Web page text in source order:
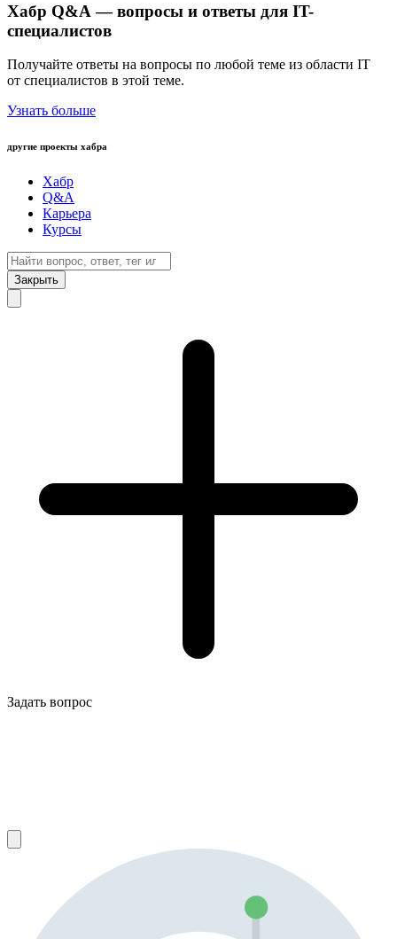
Хабр Q&A — вопросы и ответы для IT-
специалистов
Получайте ответы на вопросы по любой теме из области IT
от специалистов в этой теме.
Узнать больше
другие проекты хабра
Хабр
Q&A
Карьера
Курсы
Закрыть
Задать вопрос